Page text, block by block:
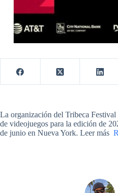
​La organización del Tribeca
de videojuegos para la edición de
de junio en Nueva York. Leer más ​